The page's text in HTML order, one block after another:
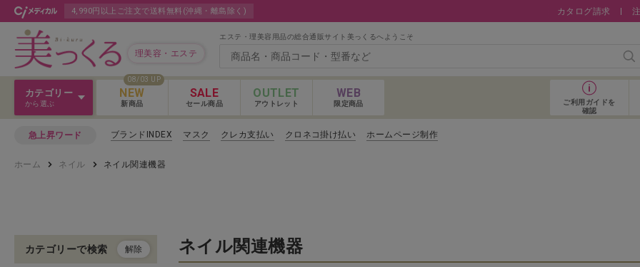
4,990円以上ご注文で送料無料(沖縄・離島除く) カタログ請求
理美容・エステ
エステ・理美容用品の総合通販サイト美っくるへようこそ
検索
カテゴリー
から選ぶ
Ｖ３＆Ｌａｓｈ
カットウィッグ
カラー剤
Ｖ３＆Ｌａｓｈ
08/03 UP
NEW
新商品
SALE
セール商品
OUTLET
アウトレット
WEB
限定商品 ご利用ガイドを
確認
急上昇ワード ブランドINDEX マスク クレカ支払い クロネコ掛け払い ホームページ制作
ホーム ネイル ネイル関連機器
ネイル関連機器
カテゴリーで検索 解除